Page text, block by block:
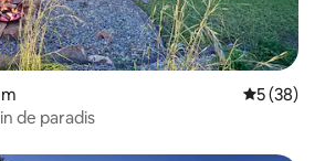
5 (38)
de paradis